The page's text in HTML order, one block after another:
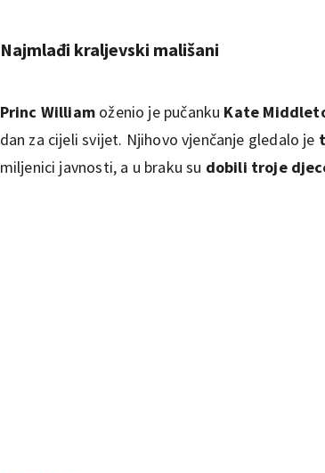
Najmlađi kraljevski mališani
Princ William oženio je pučanku Kate
dan za cijeli svijet. Njihovo vjenčanje gledalo je
miljenici javnosti, a u braku su dobili troje